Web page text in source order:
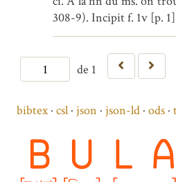
308-9). Incipit f. 1v [p.
de 1
bibtex csl json json-ld ods